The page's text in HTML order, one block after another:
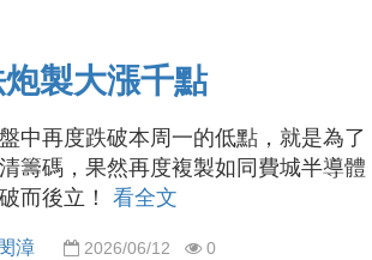
製大漲千點
中再度跌破本周一的低點，就是為了
籌碼，果然再度複製如同費城半導體
而後立！看全文
漳 2026/06/12 0